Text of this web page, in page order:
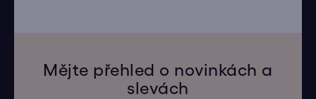
Mějte přehled o novinkách a
slevách